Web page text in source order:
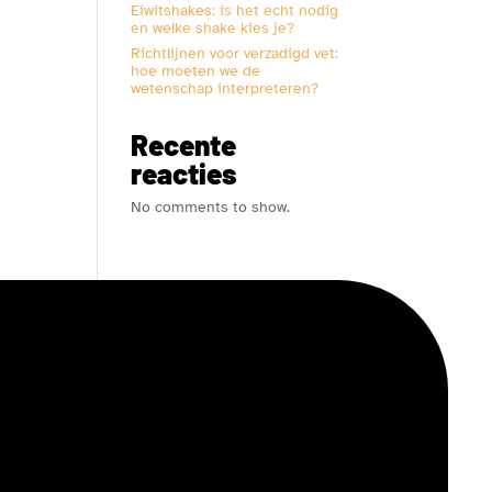
Eiwitshakes: is het echt nodig
en welke shake kies je?
Richtlijnen voor verzadigd vet:
hoe moeten we de
wetenschap interpreteren?
Recente
reacties
No comments to show.